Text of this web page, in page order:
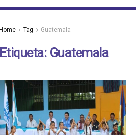
Home Tag Guatemala
Etiqueta: Guatemala